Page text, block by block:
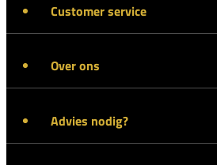
Customer service
Over ons
Advies nodig?